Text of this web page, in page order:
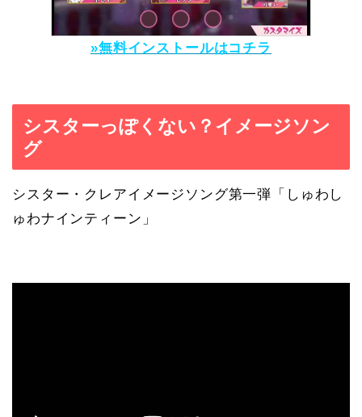
»無料インストールはコチラ
シスターっぽくない？イメージソン
グ
シスター・クレアイメージソング第一弾「しゅわし
ゅわナインティーン」